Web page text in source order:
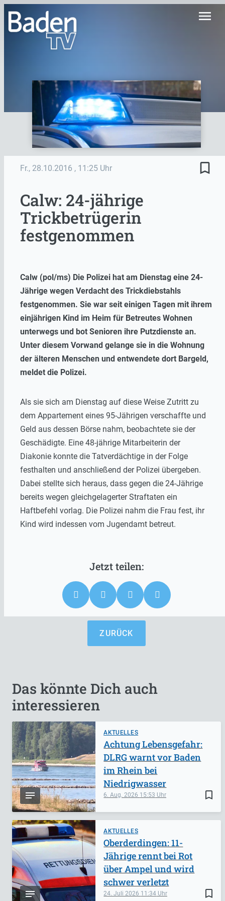
menu
Fr., 28.10.2016 , 11:25 Uhr bookmark_border
Calw: 24-jährige
Trickbetrügerin
festgenommen
Calw (pol/ms) Die Polizei hat am Dienstag eine 24-
Jährige wegen Verdacht des Trickdiebstahls
festgenommen. Sie war seit einigen Tagen mit ihrem
einjährigen Kind im Heim für Betreutes Wohnen
unterwegs und bot Senioren ihre Putzdienste an.
Unter diesem Vorwand gelange sie in die Wohnung
der älteren Menschen und entwendete dort Bargeld,
meldet die Polizei.
Als sie sich am Dienstag auf diese Weise Zutritt zu
dem Appartement eines 95-Jährigen verschaffte und
Geld aus dessen Börse nahm, beobachtete sie der
Geschädigte. Eine 48-jährige Mitarbeiterin der
Diakonie konnte die Tatverdächtige in der Folge
festhalten und anschließend der Polizei übergeben.
Dabei stellte sich heraus, dass gegen die 24-Jährige
bereits wegen gleichgelagerter Straftaten ein
Haftbefehl vorlag. Die Polizei nahm die Frau fest, ihr
Kind wird indessen vom Jugendamt betreut.
ZURÜCK
Das könnte Dich auch
interessieren
AKTUELLES
bookmark_border
6. Aug. 2026 15:53
Achtung Lebensgefahr:
DLRG warnt vor Baden
im Rhein bei
Niedrigwasser
AKTUELLES
bookmark_border
24. Juli 2026 11:34
Oberderdingen: 11-
Jährige rennt bei Rot
über Ampel und wird
schwer verletzt